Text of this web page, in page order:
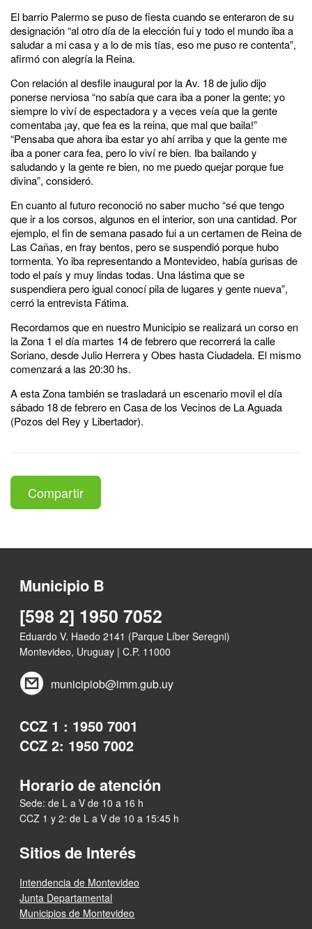
El barrio Palermo se puso de fiesta cuando se enteraron de su
designación “al otro día de la elección fui y todo el mundo iba a
saludar a mi casa y a lo de mis tías, eso me puso re contenta”,
afirmó con alegría la Reina.
Con relación al desfile inaugural por la Av. 18 de julio dijo
ponerse nerviosa “no sabía que cara iba a poner la gente; yo
siempre lo viví de espectadora y a veces veía que la gente
comentaba ¡ay, que fea es la reina, que mal que baila!”
“Pensaba que ahora iba estar yo ahí arriba y que la gente me
iba a poner cara fea, pero lo viví re bien. Iba bailando y
saludando y la gente re bien, no me puedo quejar porque fue
divina”, consideró.
En cuanto al futuro reconoció no saber mucho “sé que tengo
que ir a los corsos, algunos en el interior, son una cantidad. Por
ejemplo, el fin de semana pasado fui a un certamen de Reina de
Las Cañas, en fray bentos, pero se suspendió porque hubo
tormenta. Yo iba representando a Montevideo, había gurisas de
todo el país y muy lindas todas. Una lástima que se
suspendiera pero igual conocí pila de lugares y gente nueva”,
cerró la entrevista Fátima.
Recordamos que en nuestro Municipio se realizará un corso en
la Zona 1 el día martes 14 de febrero que recorrerá la calle
Soriano, desde Julio Herrera y Obes hasta Ciudadela. El mismo
comenzará a las 20:30 hs.
A esta Zona también se trasladará un escenario movil el día
sábado 18 de febrero en Casa de los Vecinos de La Aguada
(Pozos del Rey y Libertador).
Compartir
Municipio B
[598 2] 1950 7052
Eduardo V. Haedo 2141 (Parque Líber Seregni)
Montevideo, Uruguay | C.P. 11000
municipiob@imm.gub.uy
CCZ 1 : 1950 7001
CCZ 2: 1950 7002
Horario de atención
Sede: de L a V de 10 a 16 h
CCZ 1 y 2: de L a V de 10 a 15:45 h
Sitios de Interés
Intendencia de Montevideo
Junta Departamental
Municipios de Montevideo